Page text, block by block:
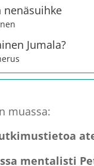
nenäsuihke
Jumala?
muassa:
mentalisti